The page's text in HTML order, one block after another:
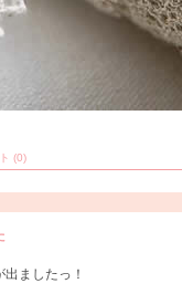
(0)
ましたっ！